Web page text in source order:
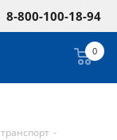
8-800-100-18-94
0
-